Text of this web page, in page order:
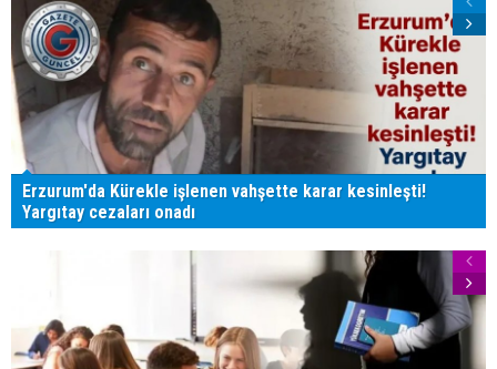
Erzurum'da Kürekle işlenen vahşette karar kesinleşti!
Yargıtay cezaları onadı